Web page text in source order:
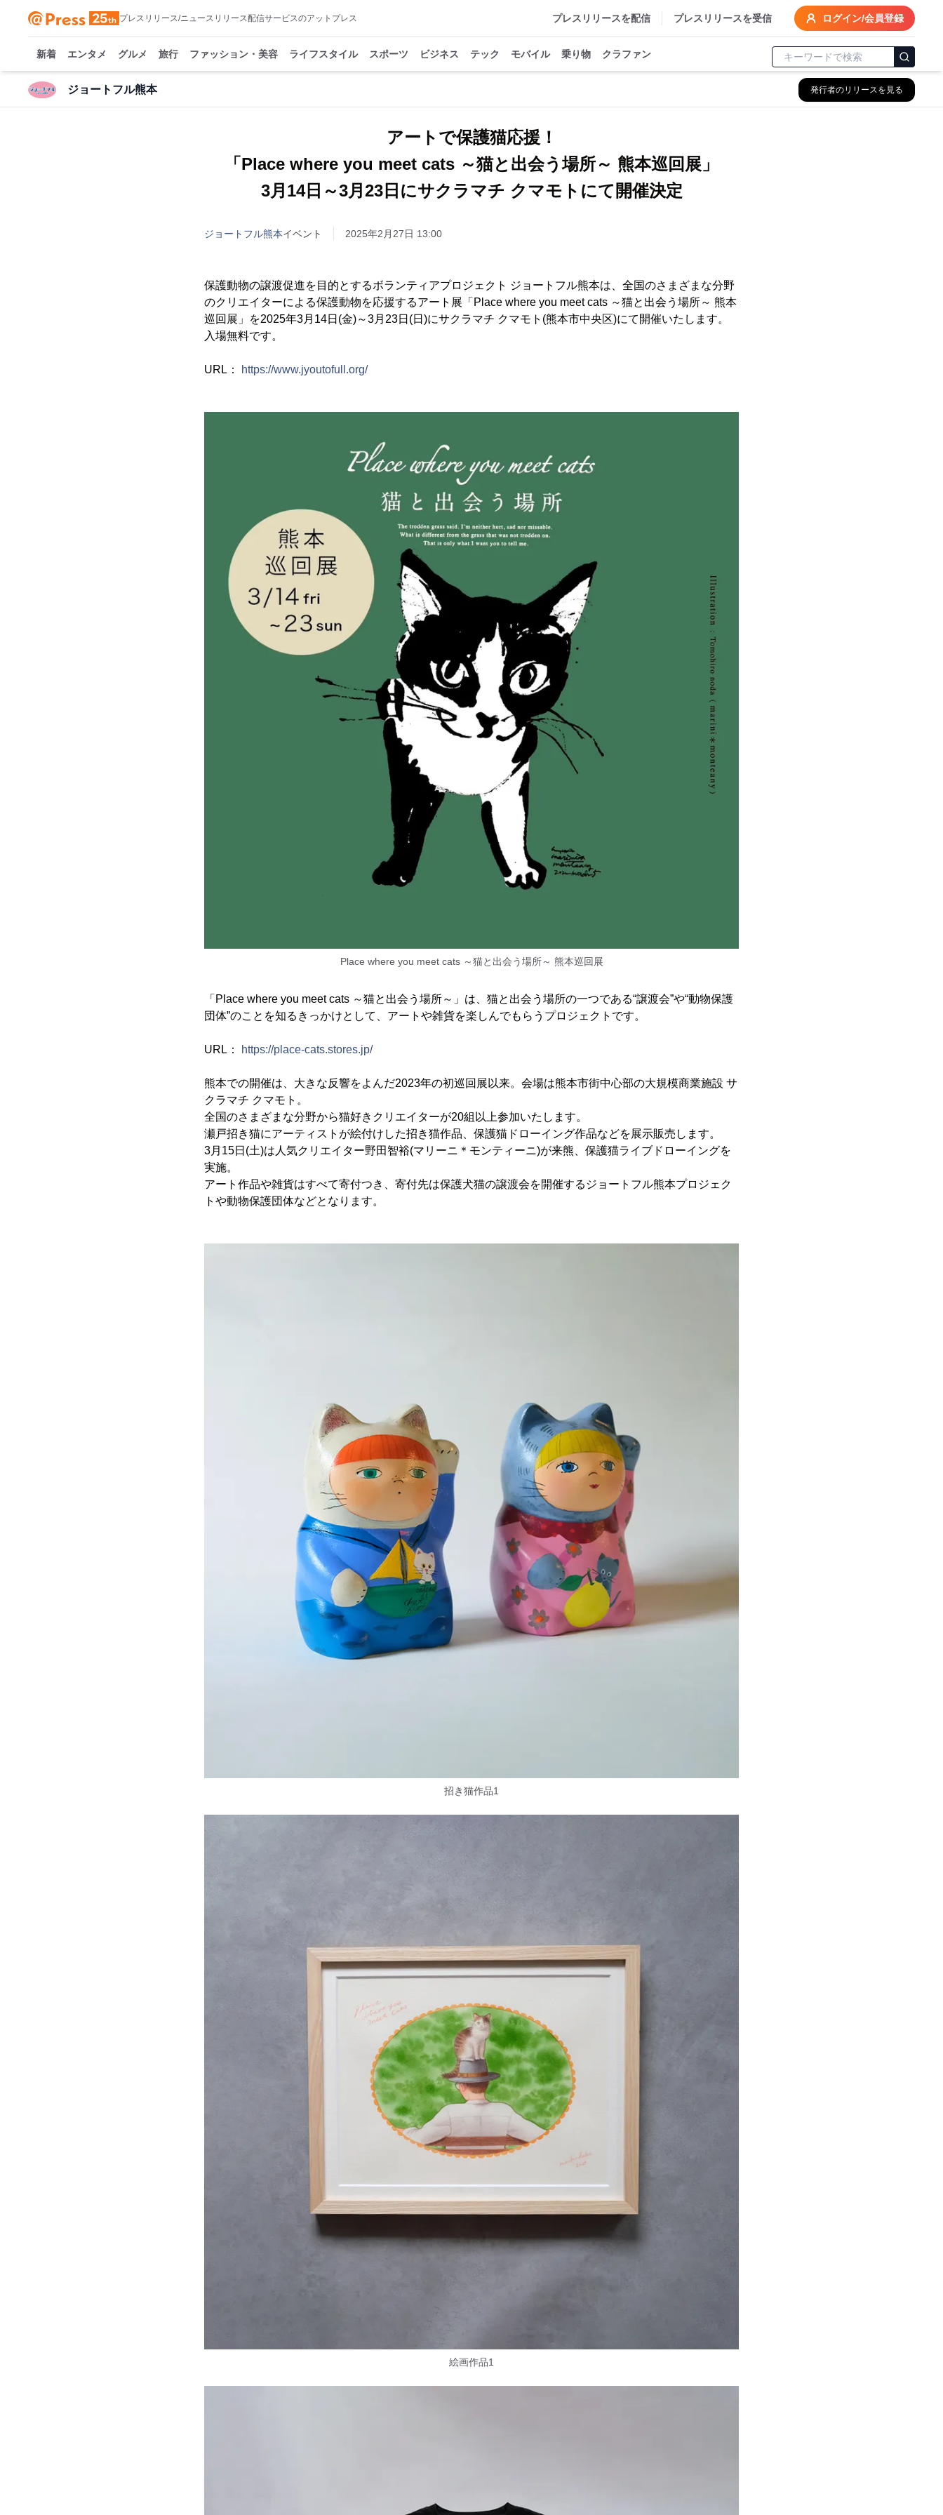
プレスリリース/ニュースリリース配信サービスのアットプレス プレスリリースを配信 プレスリリースを受信 ログイン/会員登録
新着 エンタメ グルメ 旅行 ファッション・美容 ライフスタイル スポーツ ビジネス テック モバイル 乗り物 クラファン
ジョートフル熊本 発行者のリリースを見る
アートで保護猫応援！
「Place where you meet cats ～猫と出会う場所～ 熊本巡回展」
3月14日～3月23日にサクラマチ クマモトにて開催決定
ジョートフル熊本イベント 2025年2月27日 13:00
保護動物の譲渡促進を目的とするボランティアプロジェクト ジョートフル熊本は、全国のさまざまな分野
のクリエイターによる保護動物を応援するアート展「Place where you meet cats ～猫と出会う場所～ 熊本
巡回展」を2025年3月14日(金)～3月23日(日)にサクラマチ クマモト(熊本市中央区)にて開催いたします。
入場無料です。
URL： https://www.jyoutofull.org/
Place where you meet cats ～猫と出会う場所～ 熊本巡回展
「Place where you meet cats ～猫と出会う場所～」は、猫と出会う場所の一つである“譲渡会”や“動物保護
団体”のことを知るきっかけとして、アートや雑貨を楽しんでもらうプロジェクトです。
URL： https://place-cats.stores.jp/
熊本での開催は、大きな反響をよんだ2023年の初巡回展以来。会場は熊本市街中心部の大規模商業施設 サ
クラマチ クマモト。
全国のさまざまな分野から猫好きクリエイターが20組以上参加いたします。
瀬戸招き猫にアーティストが絵付けした招き猫作品、保護猫ドローイング作品などを展示販売します。
3月15日(土)は人気クリエイター野田智裕(マリーニ＊モンティーニ)が来熊、保護猫ライブドローイングを
実施。
アート作品や雑貨はすべて寄付つき、寄付先は保護犬猫の譲渡会を開催するジョートフル熊本プロジェク
トや動物保護団体などとなります。
招き猫作品1
絵画作品1